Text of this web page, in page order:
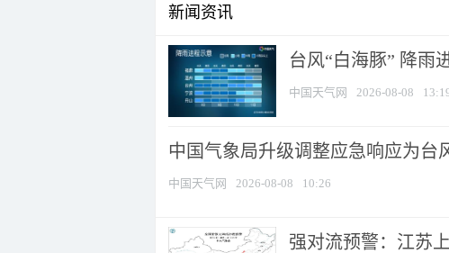
新闻资讯
台风“白海豚” 降雨
中国天气网 2026-08-08
中国气象局升级调整应急响应为台
中国天气网 2026-08-08 10:26
强对流预警：江苏